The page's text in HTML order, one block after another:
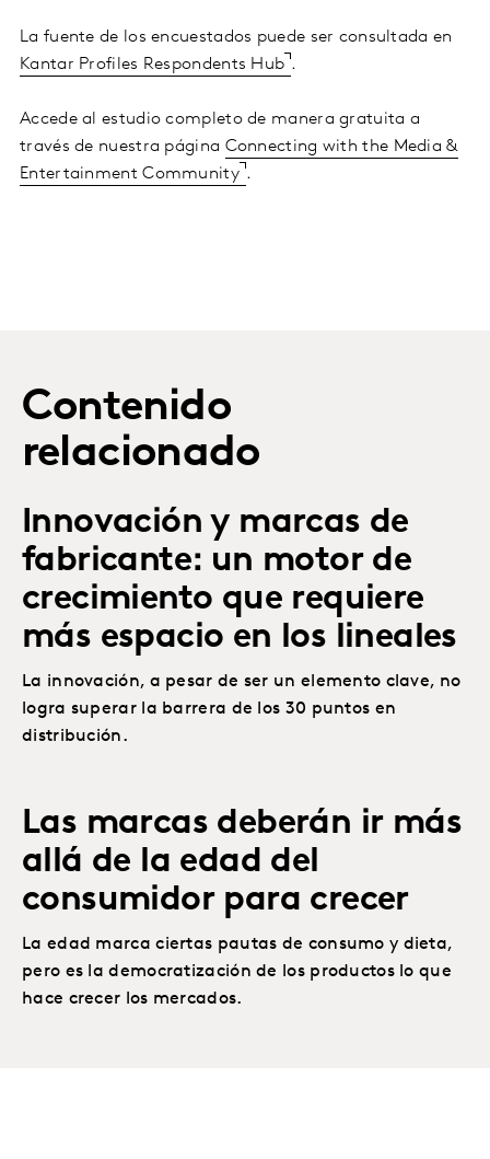
La fuente de los encuestados puede ser consultada en
Kantar Profiles Respondents Hub .
Accede al estudio completo de manera gratuita a
través de nuestra página Connecting with the Media &
Entertainment Community .
Contenido
relacionado
Innovación y marcas de
fabricante: un motor de
crecimiento que requiere
más espacio en los lineales
La innovación, a pesar de ser un elemento clave, no
logra superar la barrera de los 30 puntos en
distribución.
Las marcas deberán ir más
allá de la edad del
consumidor para crecer
La edad marca ciertas pautas de consumo y dieta,
pero es la democratización de los productos lo que
hace crecer los mercados.